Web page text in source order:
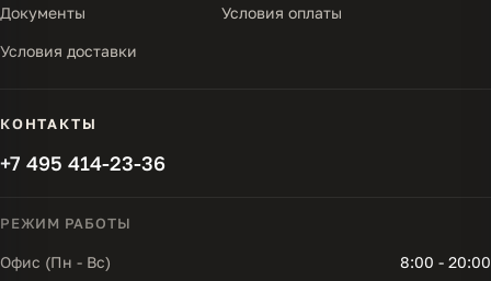
Документы Условия оплаты
Условия доставки
КОНТАКТЫ
+7 495 414-23-36
РЕЖИМ РАБОТЫ
Офис (Пн - Вс) 8:00 - 20:00